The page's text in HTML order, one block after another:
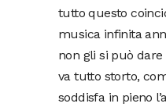
tutto questo
musica infinita
non gli si può
va tutto storto,
soddisfa in pieno